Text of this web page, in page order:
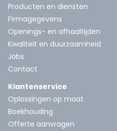
Producten en diensten
Firmagegevens
Openings- en afhaaltijden
Kwaliteit en duurzaamheid
Jobs
Contact
Klantenservice
Oplossingen op maat
Boekhouding
Offerte aanvragen